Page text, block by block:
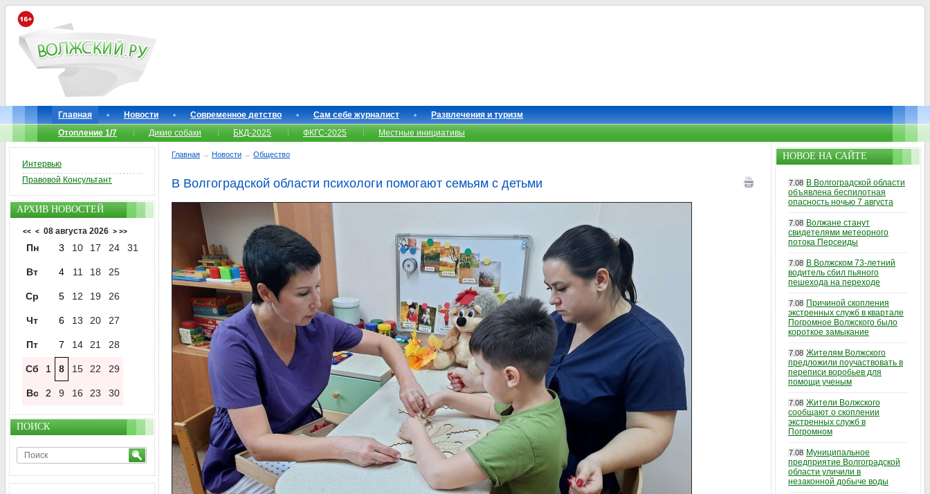
Главная Новости Современное детство Сам себе журналист
Развлечения и туризм
Отопление 1/7
Дикие собаки БКД-2025 ФКГС-2025 Местные инициативы
Главная → Новости → Общество
В Волгоградской области психологи помогают семьям с детьми
Интервью
Правовой Консультант
АРХИВ НОВОСТЕЙ
<< < 08 августа 2026 > >>
Пн 3 10 17 24 31
Вт 4 11 18 25
Ср 5 12 19 26
Чт 6 13 20 27
Пт 7 14 21 28
Сб 1 8 15 22 29
Вс 2 9 16 23 30
ПОИСК
НОВОЕ НА САЙТЕ
7.08 В Волгоградской области
объявлена беспилотная
опасность ночью 7 августа
7.08 Волжане станут
свидетелями метеорного
потока Персеиды
7.08 В Волжском 73-летний
водитель сбил пьяного
пешехода на переходе
7.08 Причиной скопления
экстренных служб в квартале
Погромное Волжского было
короткое замыкание
7.08 Жителям Волжского
предложили поучаствовать в
переписи воробьев для
помощи ученым
7.08 Жители Волжского
сообщают о скоплении
экстренных служб в
Погромном
7.08 Муниципальное
предприятие Волгоградской
области уличили в
незаконной добыче воды